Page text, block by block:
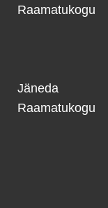
Raamatukogu
Jäneda
Raamatukogu